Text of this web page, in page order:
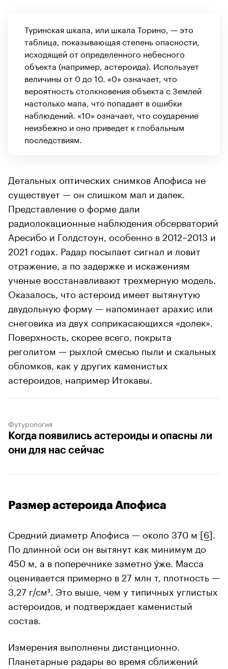
Туринская шкала, или шкала Торино, — это
таблица, показывающая степень опасности,
исходящей от определенного небесного
объекта (например, астероида). Использует
величины от 0 до 10. «0» означает, что
вероятность столкновения объекта с Землей
настолько мала, что попадает в ошибки
наблюдений. «10» означает, что соударение
неизбежно и оно приведет к глобальным
последствиям.
Детальных оптических снимков Апофиса не
существует — он слишком мал и далек.
Представление о форме дали
радиолокационные наблюдения обсерваторий
Аресибо и Голдстоун, особенно в 2012–2013 и
2021 годах. Радар посылает сигнал и ловит
отражение, а по задержке и искажениям
ученые восстанавливают трехмерную модель.
Оказалось, что астероид имеет вытянутую
двудольную форму — напоминает арахис или
снеговика из двух соприкасающихся «долек».
Поверхность, скорее всего, покрыта
реголитом — рыхлой смесью пыли и скальных
обломков, как у других каменистых
астероидов, например Итокавы.
Футурология
Когда появились астероиды и опасны ли
они для нас сейчас
Размер астероида Апофиса
Средний диаметр Апофиса — около 370 м [6].
По длинной оси он вытянут как минимум до
450 м, а в поперечнике заметно у́же. Масса
оценивается примерно в 27 млн т, плотность —
3,27 г/см³. Это выше, чем у типичных углистых
астероидов, и подтверждает каменистый
состав.
Измерения выполнены дистанционно.
Планетарные радары во время сближений